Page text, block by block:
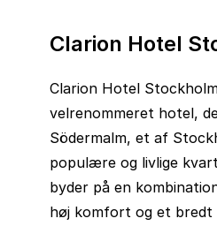
Clarion Hotel
Clarion Hotel
velrenommeret hotel,
Södermalm, et af
populære og livlige
byder på en
høj komfort og et bredt